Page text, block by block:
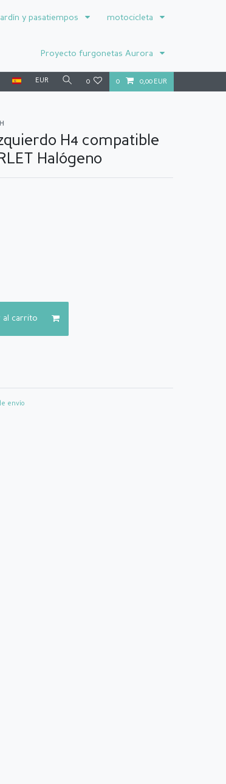
y pasatiempos motocicleta
Proyecto furgonetas Aurora
EUR 0 0 0,00 EUR
H4 compatible
Halógeno
al carrito
envío